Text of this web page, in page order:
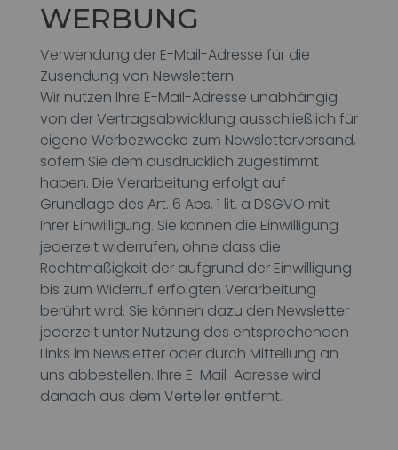
WERBUNG
Verwendung der E-Mail-Adresse für die
Zusendung von Newslettern
Wir nutzen Ihre E-Mail-Adresse unabhängig
von der Vertragsabwicklung ausschließlich für
eigene Werbezwecke zum Newsletterversand,
sofern Sie dem ausdrücklich zugestimmt
haben. Die Verarbeitung erfolgt auf
Grundlage des Art. 6 Abs. 1 lit. a DSGVO mit
Ihrer Einwilligung. Sie können die Einwilligung
jederzeit widerrufen, ohne dass die
Rechtmäßigkeit der aufgrund der Einwilligung
bis zum Widerruf erfolgten Verarbeitung
berührt wird. Sie können dazu den Newsletter
jederzeit unter Nutzung des entsprechenden
Links im Newsletter oder durch Mitteilung an
uns abbestellen. Ihre E-Mail-Adresse wird
danach aus dem Verteiler entfernt.